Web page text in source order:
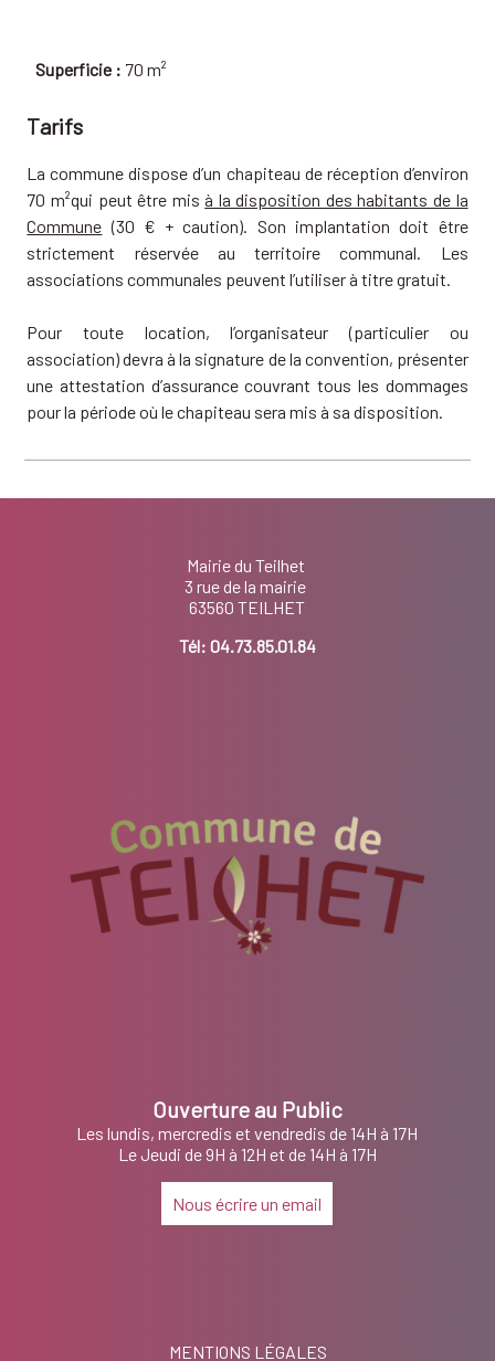
Superficie : 70 m²
Tarifs
La commune dispose d’un chapiteau de réception d’environ
70 m²qui peut être misà la disposition des habitants de la
Commune (30 € + caution). Son implantation doit être
strictement réservée au territoire communal. Les
associations communales peuvent l’utiliser à titre gratuit.
Pour toute location, l’organisateur (particulier ou
association) devra à la signature de la convention, présenter
une attestation d’assurance couvrant tous les dommages
pour la période où le chapiteau sera mis à sa disposition.
Mairie du Teilhet
3 rue de la mairie
63560 TEILHET
Tél: 04.73.85.01.84
Ouverture au Public
Les lundis, mercredis et vendredis de 14H à 17H
Le Jeudi de 9H à 12H et de 14H à 17H
Nous écrire un email
MENTIONS LÉGALES